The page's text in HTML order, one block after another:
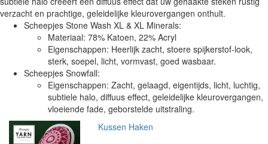
verzacht en prachtige, geleidelijke kleurovergangen onthult.
Scheepjes Stone Wash XL & XL Minerals:
Materiaal: 78% Katoen, 22% Acryl
Eigenschappen: Heerlijk zacht, stoere spijkerstof-look,
sterk, soepel, licht, vormvast, goed wasbaar.
Scheepjes Snowfall:
Eigenschappen: Zacht, gelaagd, eigentijds, licht, luchtig,
subtiele halo, diffuus effect, geleidelijke kleurovergangen,
vloeiende fade, geborstelde uitstraling.
Kussen Haken